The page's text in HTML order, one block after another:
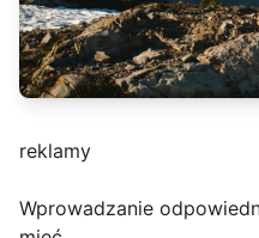
reklamy
Wprowadzanie